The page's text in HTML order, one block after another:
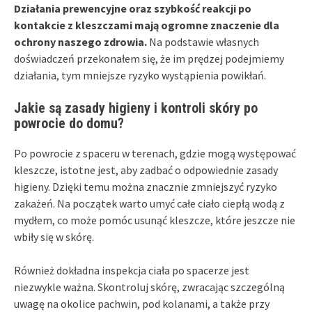
Działania prewencyjne oraz szybkość reakcji po
kontakcie z kleszczami mają ogromne znaczenie dla
ochrony naszego zdrowia. Na podstawie własnych
doświadczeń przekonałem się, że im prędzej podejmiemy
działania, tym mniejsze ryzyko wystąpienia powikłań.
Jakie są zasady higieny i kontroli skóry po
powrocie do domu?
Po powrocie z spaceru w terenach, gdzie mogą występować
kleszcze, istotne jest, aby zadbać o odpowiednie zasady
higieny. Dzięki temu można znacznie zmniejszyć ryzyko
zakażeń. Na początek warto umyć całe ciało ciepłą wodą z
mydłem, co może pomóc usunąć kleszcze, które jeszcze nie
wbiły się w skórę.
Również dokładna inspekcja ciała po spacerze jest
niezwykle ważna. Skontroluj skórę, zwracając szczególną
uwagę na okolice pachwin, pod kolanami, a także przy